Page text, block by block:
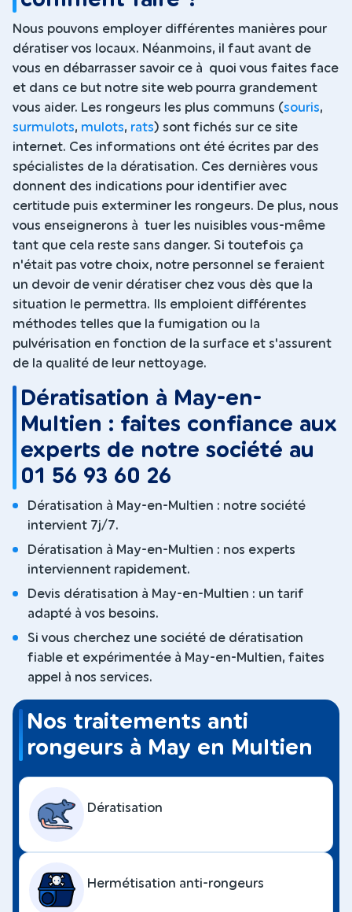
Nous pouvons employer différentes manières pour
dératiser vos locaux. Néanmoins, il faut avant de
vous en débarrasser savoir ce à quoi vous faites face
et dans ce but notre site web pourra grandement
vous aider. Les rongeurs les plus communs (souris,
surmulots, mulots, rats) sont fichés sur ce site
internet. Ces informations ont été écrites par des
spécialistes de la dératisation. Ces dernières vous
donnent des indications pour identifier avec
certitude puis exterminer les rongeurs. De plus, nous
vous enseignerons à tuer les nuisibles vous-même
tant que cela reste sans danger. Si toutefois ça
n'était pas votre choix, notre personnel se feraient
un devoir de venir dératiser chez vous dès que la
situation le permettra. Ils emploient différentes
méthodes telles que la fumigation ou la
pulvérisation en fonction de la surface et s'assurent
de la qualité de leur nettoyage.
Dératisation à May-en-
Multien : faites confiance aux
experts de notre société au
01 56 93 60 26
Dératisation à May-en-Multien : notre société
intervient 7j/7.
Dératisation à May-en-Multien : nos experts
interviennent rapidement.
Devis dératisation à May-en-Multien : un tarif
adapté à vos besoins.
Si vous cherchez une société de dératisation
fiable et expérimentée à May-en-Multien, faites
appel à nos services.
Nos traitements anti
rongeurs à May en Multien
Dératisation
Hermétisation anti-rongeurs